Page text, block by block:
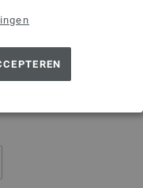
lengte 20cm